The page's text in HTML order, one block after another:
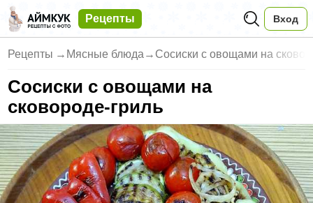
Рецепты Вход
Рецепты → Мясные блюда → Сосиски с овощами на
Сосиски с овощами на
сковороде-гриль